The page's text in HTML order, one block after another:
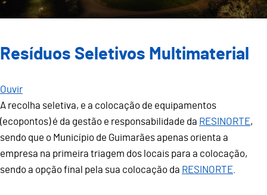
Resíduos Seletivos Multimaterial
Ouvir
A recolha seletiva, e a colocação de equipamentos
(ecopontos) é da gestão e responsabilidade da RESINORTE,
sendo que o Município de Guimarães apenas orienta a
empresa na primeira triagem dos locais para a colocação,
sendo a opção final pela sua colocação da RESINORTE